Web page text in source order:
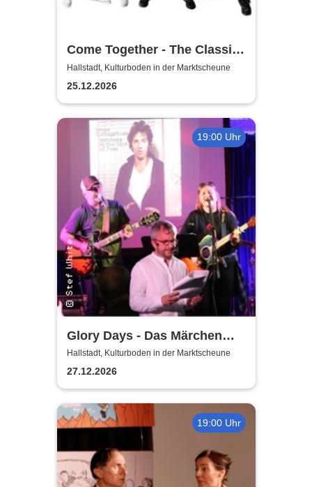
Come Together - The Classic-
Rock Tribute
Hallstadt, Kulturboden in der Marktscheune
25.12.2026
19:00 Uhr
Glory Days - Das Märchen
von Prag
Hallstadt, Kulturboden in der Marktscheune
27.12.2026
19:00 Uhr